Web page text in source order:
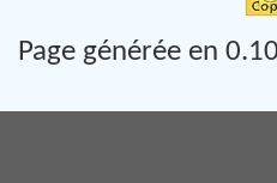
Page générée en